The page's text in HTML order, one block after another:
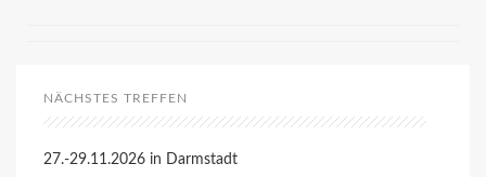
NÄCHSTES TREFFEN
27.-29.11.2026 in Darmstadt